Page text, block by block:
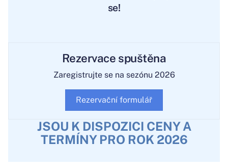
se!
Rezervace spuštěna
Zaregistrujte se na sezónu 2026
Rezervační formulář
JSOU K DISPOZICI CENY A
TERMÍNY PRO ROK 2026